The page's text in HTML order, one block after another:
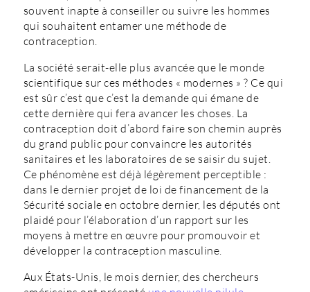
souvent inapte à conseiller ou suivre les hommes
qui souhaitent entamer une méthode de
contraception.
La société serait-elle plus avancée que le monde
scientifique sur ces méthodes « modernes » ? Ce qui
est sûr c’est que c’est la demande qui émane de
cette dernière qui fera avancer les choses. La
contraception doit d’abord faire son chemin auprès
du grand public pour convaincre les autorités
sanitaires et les laboratoires de se saisir du sujet.
Ce phénomène est déjà légèrement perceptible :
dans le dernier projet de loi de financement de la
Sécurité sociale en octobre dernier, les députés ont
plaidé pour l’élaboration d’un rapport sur les
moyens à mettre en œuvre pour promouvoir et
développer la contraception masculine.
Aux États-Unis, le mois dernier, des chercheurs